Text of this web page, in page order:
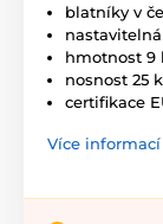
blatníky v
hmotnost 9
nosnost 25
certifikace
Více informací